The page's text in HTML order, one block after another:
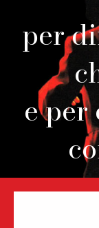
per
e per